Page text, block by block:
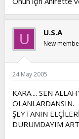
U U.S.A
New
24 May 2005
KARA.... SEN
OLANLARDANSIN.
ŞEYTANIN
DURUMDAYIM